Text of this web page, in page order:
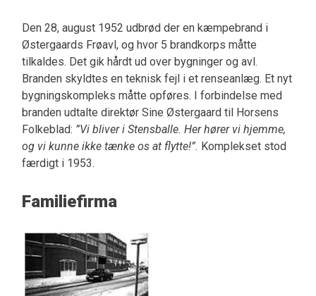
Den 28, august 1952 udbrød der en kæmpebrand i
Østergaards Frøavl, og hvor 5 brandkorps måtte
tilkaldes. Det gik hårdt ud over bygninger og avl.
Branden skyldtes en teknisk fejl i et renseanlæg. Et nyt
bygningskompleks måtte opføres. I forbindelse med
branden udtalte direktør Sine Østergaard til Horsens
Folkeblad: ”Vi bliver i Stensballe. Her hører vi hjemme,
og vi kunne ikke tænke os at flytte!”. Komplekset stod
færdigt i 1953.
Familiefirma